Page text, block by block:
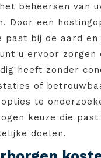
beheersen van
Door een
past bij de aard en
u ervoor
heeft zonder
of
te
keuze die past
doelen.